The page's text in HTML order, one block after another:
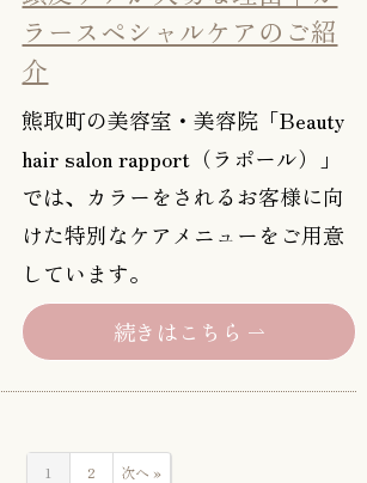
ラースペシャルケアのご紹
介
熊取町の美容室・美容院「Beauty
hair salon rapport（ラポール）」
では、カラーをされるお客様に向
けた特別なケアメニューをご用意
しています。
続きはこちら
1 2 次へ »